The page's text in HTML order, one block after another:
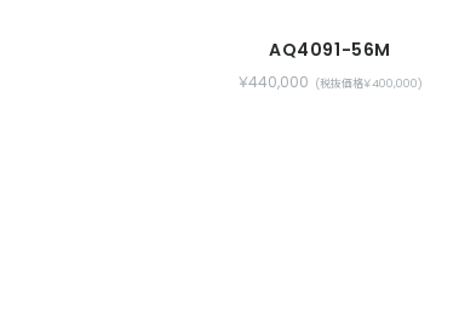
AQ4091-56M
￥440,000 (税抜価格￥400,000)